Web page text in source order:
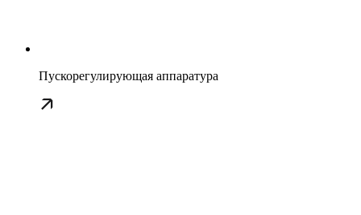
Пускорегулирующая аппаратура